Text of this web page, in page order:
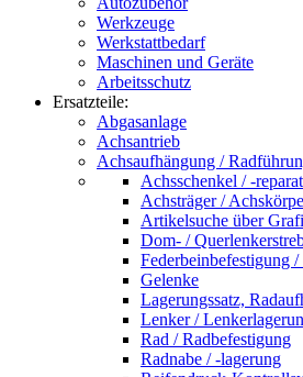
Werkzeuge
Werkstattbedarf
Maschinen und Geräte
Arbeitsschutz
Ersatzteile:
Abgasanlage
Achsantrieb
Achsaufhängung /
Achsschenkel / -
Achsträger /
Artikelsuche über
Dom- /
Federbeinbefestigung
Gelenke
Lagerungssatz,
Lenker /
Rad / Radbefestigung
Radnabe / -lagerung